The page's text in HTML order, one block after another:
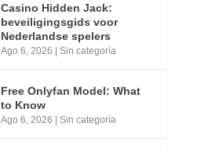
Casino Hidden Jack:
beveiligingsgids voor
Nederlandse spelers
Ago 6, 2026 |Sin categoría
Free Onlyfan Model: What
to Know
Ago 6, 2026 |Sin categoría